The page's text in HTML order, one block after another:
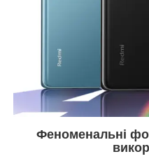
Феноменальні